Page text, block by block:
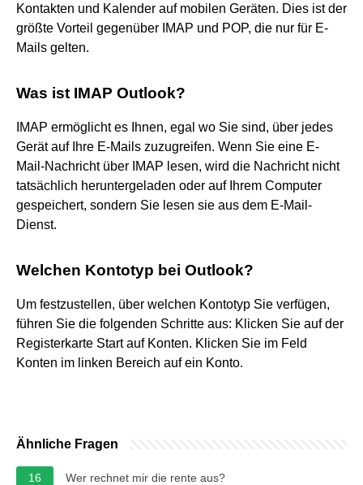
Kontakten und Kalender auf mobilen Geräten. Dies ist der
größte Vorteil gegenüber IMAP und POP, die nur für E-
Mails gelten.
Was ist IMAP Outlook?
IMAP ermöglicht es Ihnen, egal wo Sie sind, über jedes
Gerät auf Ihre E-Mails zuzugreifen. Wenn Sie eine E-
Mail-Nachricht über IMAP lesen, wird die Nachricht nicht
tatsächlich heruntergeladen oder auf Ihrem Computer
gespeichert, sondern Sie lesen sie aus dem E-Mail-
Dienst.
Welchen Kontotyp bei Outlook?
Um festzustellen, über welchen Kontotyp Sie verfügen,
führen Sie die folgenden Schritte aus: Klicken Sie auf der
Registerkarte Start auf Konten. Klicken Sie im Feld
Konten im linken Bereich auf ein Konto.
Ähnliche Fragen
16 Wer rechnet mir die rente aus?